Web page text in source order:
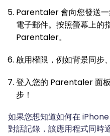
Parentaler 會向您發送
電子郵件。按照螢幕上的
Parentaler。
啟用權限，例如背景同步
登入您的 Parentaler 面
步！
如果您想知道如何在
對話記錄，該應用程式同時